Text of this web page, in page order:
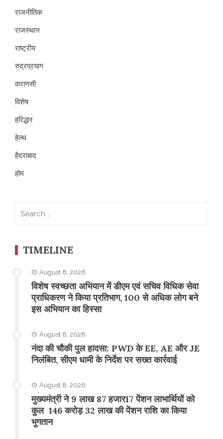
राजनीतिक
राजस्थान
राष्ट्रीय
रुद्रप्रयाग
वाराणसी
विशेष
हरिद्धार
हेल्थ
हैदराबाद
होम
TIMELINE
August 8, 2026
विशेष स्वच्छता अभियान में डीएम एवं सचिव विधिक सेवा
प्राधिकरण ने किया प्रतिभाग, 100 से अधिक लोग बने
इस अभियान का हिस्सा
August 8, 2026
नंदा की चौकी पुल हादसा: PWD के EE, AE और JE
निलंबित, सीएम धामी के निर्देश पर सख्त कार्रवाई
August 8, 2026
मुख्यमंत्री ने 9 लाख 87 हजार17 पेंशन लाभार्थियों को
कुल 146 करोड़ 32 लाख की पेंशन राशि का किया
भुगतान